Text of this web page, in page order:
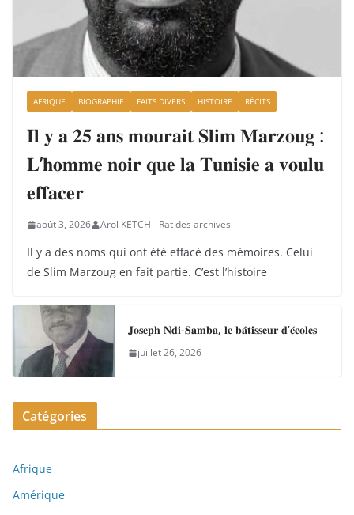
AFRIQUE BIOGRAPHIE FAITS DIVERS HISTOIRE RÉCITS
𝐈𝐥 𝐲 𝐚 𝟐𝟓 𝐚𝐧𝐬 𝐦𝐨𝐮𝐫𝐚𝐢𝐭 𝐒𝐥𝐢𝐦 𝐌𝐚𝐫𝐳𝐨𝐮𝐠 :
𝐋’𝐡𝐨𝐦𝐦𝐞 𝐧𝐨𝐢𝐫 𝐪𝐮𝐞 𝐥𝐚 𝐓𝐮𝐧𝐢𝐬𝐢𝐞 𝐚 𝐯𝐨𝐮𝐥𝐮
𝐞𝐟𝐟𝐚𝐜𝐞𝐫
août 3, 2026 Arol KETCH - Rat des archives
Il y a des noms qui ont été effacé des mémoires. Celui
de Slim Marzoug en fait partie. C’est l’histoire
𝐉𝐨𝐬𝐞𝐩𝐡 𝐍𝐝𝐢-𝐒𝐚𝐦𝐛𝐚, 𝐥𝐞 𝐛𝐚̂𝐭𝐢𝐬𝐬𝐞𝐮𝐫 𝐝’𝐞́𝐜𝐨𝐥𝐞𝐬
juillet 26, 2026
Catégories
Afrique
Amérique